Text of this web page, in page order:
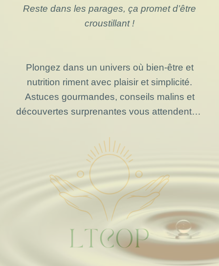
Reste dans les parages, ça promet d’être
croustillant !
Plongez dans un univers où bien-être et
nutrition riment avec plaisir et simplicité.
Astuces gourmandes, conseils malins et
découvertes surprenantes vous attendent…